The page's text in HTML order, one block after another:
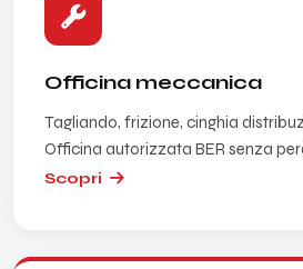
Officina meccanica
Tagliando, frizione, cinghia
Officina autorizzata BER senza
Scopri